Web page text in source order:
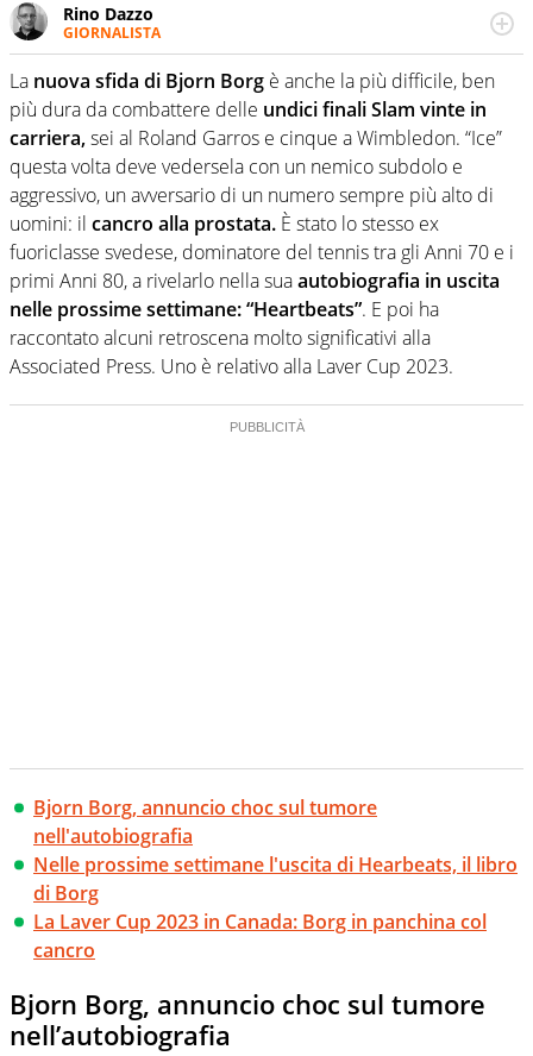
Rino Dazzo
GIORNALISTA
Se mai ci fosse modo di traslare il glossario del calcio in
una nicchia di esperti, lui ne farebbe parte. Non si perde
una svista arbitrale né gli umori social del mondo delle
curve
La nuova sfida di Bjorn Borg è anche la più difficile, ben
più dura da combattere delle undici finali Slam vinte in
carriera,sei al Roland Garros e cinque a Wimbledon. “Ice”
questa volta deve vedersela con un nemico subdolo e
aggressivo, un avversario di un numero sempre più alto di
uomini: il cancro alla prostata. È stato lo stesso ex
fuoriclasse svedese, dominatore del tennis tra gli Anni 70 e i
primi Anni 80, a rivelarlo nella suaautobiografia in uscita
nelle prossime settimane: “Heartbeats”. E poi ha
raccontato alcuni retroscena molto significativi alla
Associated Press. Uno è relativo alla Laver Cup 2023.
Bjorn Borg, annuncio choc sul tumore
nell'autobiografia
Nelle prossime settimane l'uscita di Hearbeats, il libro
di Borg
La Laver Cup 2023 in Canada: Borg in panchina col
cancro
Bjorn Borg, annuncio choc sul tumore
nell’autobiografia